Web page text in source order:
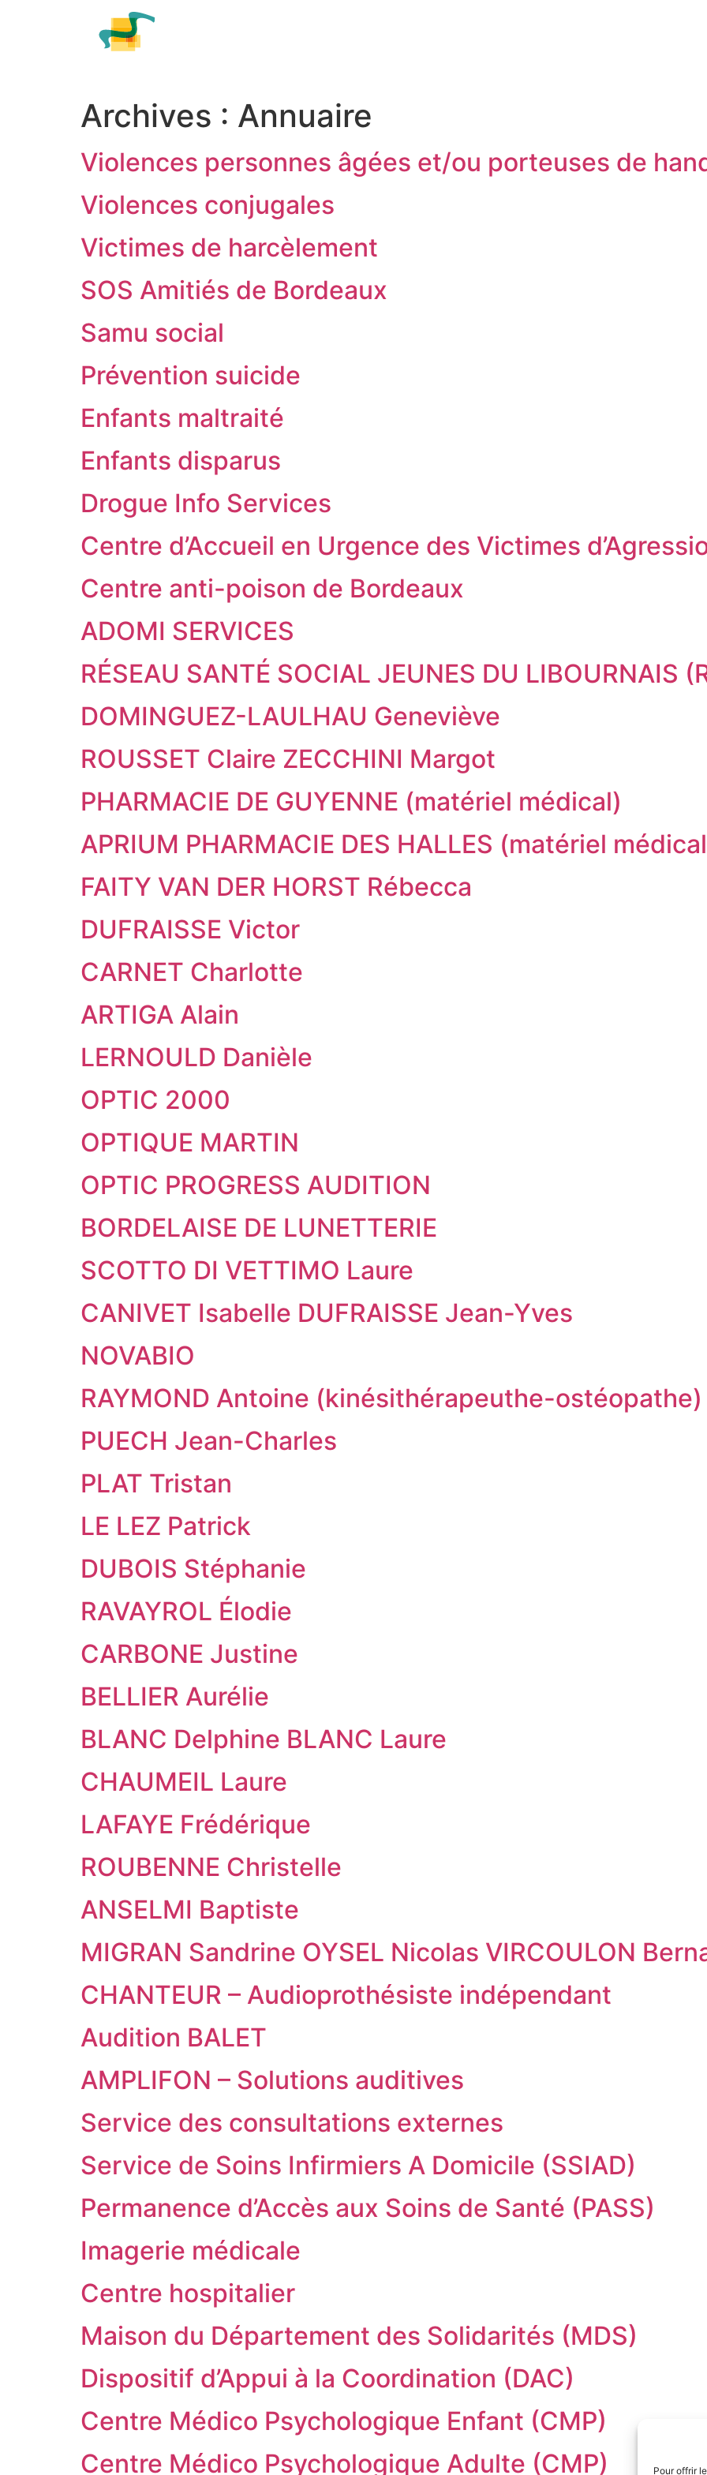
Pour offrir
Archives : Annuaire
Violences personnes âgées et/ou porteuses de
Violences conjugales
Victimes de harcèlement
SOS Amitiés de Bordeaux
Samu social
Prévention suicide
Enfants maltraité
Enfants disparus
Drogue Info Services
Centre d’Accueil en Urgence des Victimes
Centre anti-poison de Bordeaux
ADOMI SERVICES
RÉSEAU SANTÉ SOCIAL JEUNES DU LIBOURNAIS
DOMINGUEZ-LAULHAU Geneviève
ROUSSET Claire ZECCHINI Margot
PHARMACIE DE GUYENNE (matériel médical)
APRIUM PHARMACIE DES HALLES (matériel
FAITY VAN DER HORST Rébecca
DUFRAISSE Victor
CARNET Charlotte
ARTIGA Alain
LERNOULD Danièle
OPTIC 2000
OPTIQUE MARTIN
OPTIC PROGRESS AUDITION
BORDELAISE DE LUNETTERIE
SCOTTO DI VETTIMO Laure
CANIVET Isabelle DUFRAISSE Jean-Yves
NOVABIO
RAYMOND Antoine (kinésithérapeuthe-ostéopathe)
PUECH Jean-Charles
PLAT Tristan
LE LEZ Patrick
DUBOIS Stéphanie
RAVAYROL Élodie
CARBONE Justine
BELLIER Aurélie
BLANC Delphine BLANC Laure
CHAUMEIL Laure
LAFAYE Frédérique
ROUBENNE Christelle
ANSELMI Baptiste
MIGRAN Sandrine OYSEL Nicolas VIRCOULON
CHANTEUR – Audioprothésiste indépendant
Audition BALET
AMPLIFON – Solutions auditives
Service des consultations externes
Service de Soins Infirmiers A Domicile (SSIAD)
Permanence d’Accès aux Soins de Santé (PASS)
Imagerie médicale
Centre hospitalier
Maison du Département des Solidarités (MDS)
Dispositif d’Appui à la Coordination (DAC)
Centre Médico Psychologique Enfant (CMP)
Centre Médico Psychologique Adulte (CMP)